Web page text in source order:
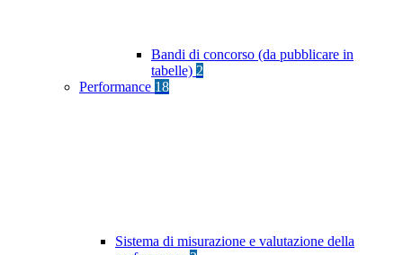
Bandi di concorso (da pubblicare in
tabelle) 2
Performance 18
Sistema di misurazione e valutazione della